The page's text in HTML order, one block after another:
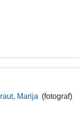
Marija (fotograf)